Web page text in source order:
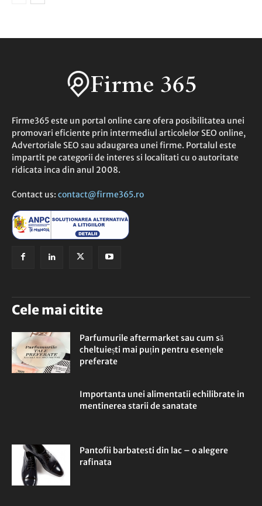
Firme365 este un portal online care ofera posibilitatea unei
promovari eficiente prin intermediul articolelor SEO online,
Advertoriale SEO sau adaugarea unei firme. Portalul este
impartit pe categorii de interes si localitati cu o autoritate
ridicata inca din anul 2008.
Contact us: contact@firme365.ro
Cele mai citite
Parfumurile aftermarket sau cum să
cheltuiești mai puțin pentru esențele
preferate
Importanta unei alimentatii echilibrate in
mentinerea starii de sanatate
Pantofii barbatesti din lac – o alegere
rafinata